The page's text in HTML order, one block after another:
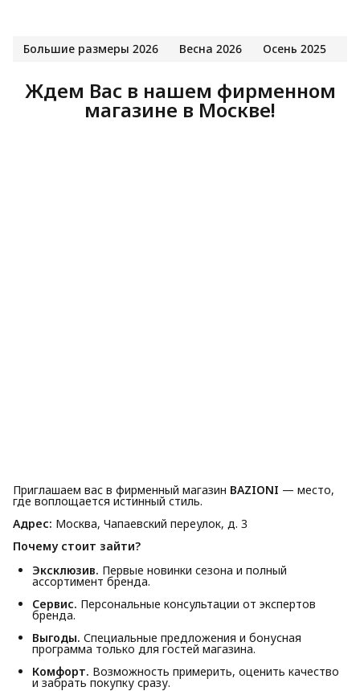
Большие размеры 2026 Весна 2026 Осень 2025
Ждем Вас в нашем фирменном
магазине в Москве!
Приглашаем вас в фирменный магазин BAZIONI — место,
где воплощается истинный стиль.
Адрес: Москва, Чапаевский переулок, д. 3
Почему стоит зайти?
Эксклюзив. Первые новинки сезона и полный
ассортимент бренда.
Сервис. Персональные консультации от экспертов
бренда.
Выгоды. Специальные предложения и бонусная
программа только для гостей магазина.
Комфорт. Возможность примерить, оценить качество
и забрать покупку сразу.